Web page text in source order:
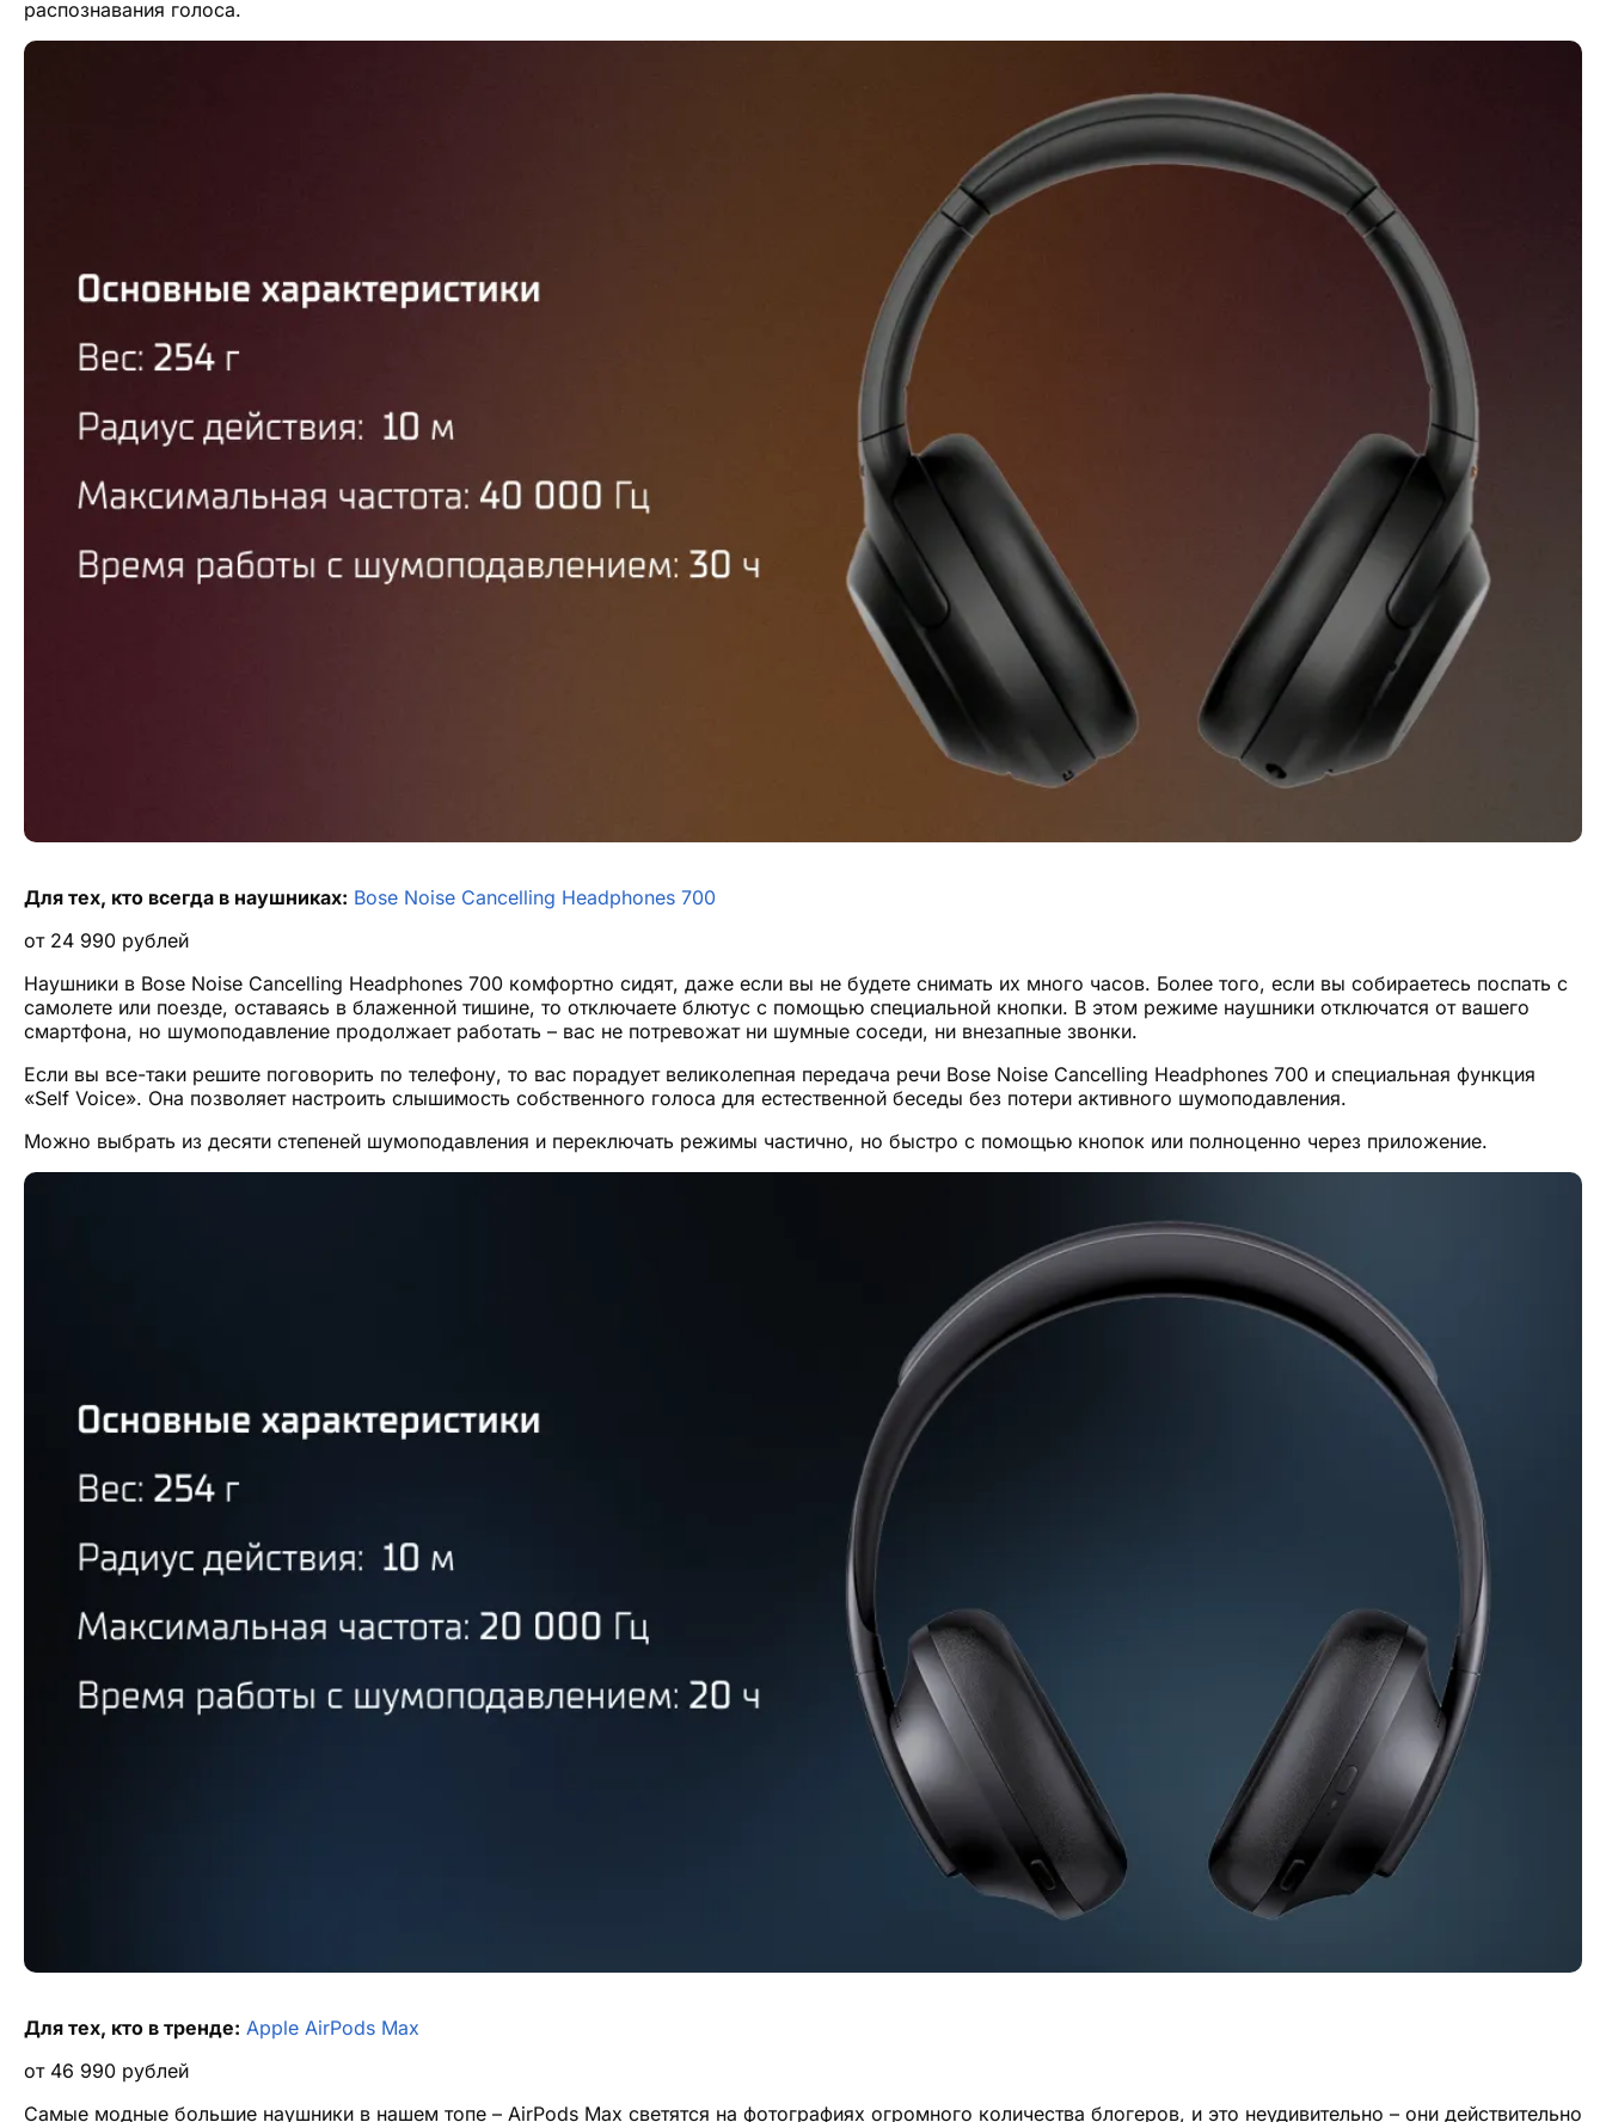
распознавания голоса.
Для тех, кто всегда в наушниках: Bose Noise Cancelling Headphones 700
от 24 990 рублей
Наушники в Bose Noise Cancelling Headphones 700 комфортно сидят, даже если вы не будете снимать их много часов. Более того, если вы собираетесь поспать с
самолете или поезде, оставаясь в блаженной тишине, то отключаете блютус с помощью специальной кнопки. В этом режиме наушники отключатся от вашего
смартфона, но шумоподавление продолжает работать – вас не потревожат ни шумные соседи, ни внезапные звонки.
Если вы все-таки решите поговорить по телефону, то вас порадует великолепная передача речи Bose Noise Cancelling Headphones 700 и специальная функция
«Self Voice». Она позволяет настроить слышимость собственного голоса для естественной беседы без потери активного шумоподавления.
Можно выбрать из десяти степеней шумоподавления и переключать режимы частично, но быстро с помощью кнопок или полноценно через приложение.
Для тех, кто в тренде: Apple AirPods Max
от 46 990 рублей
Самые модные большие наушники в нашем топе – AirPods Max светятся на фотографиях огромного количества блогеров, и это неудивительно – они действительно